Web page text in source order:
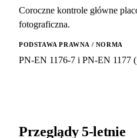
Coroczne kontrole główne
fotograficzna.
PODSTAWA PRAWNA / NORMA
PN-EN 1176-7 i PN-EN 1177
Przeglądy 5-letnie